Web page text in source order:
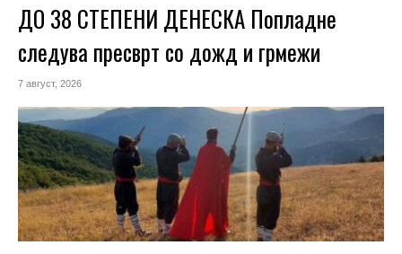
ДО 38 СТЕПЕНИ ДЕНЕСКА Попладне
следува пресврт со дожд и грмежи
7 август, 2026